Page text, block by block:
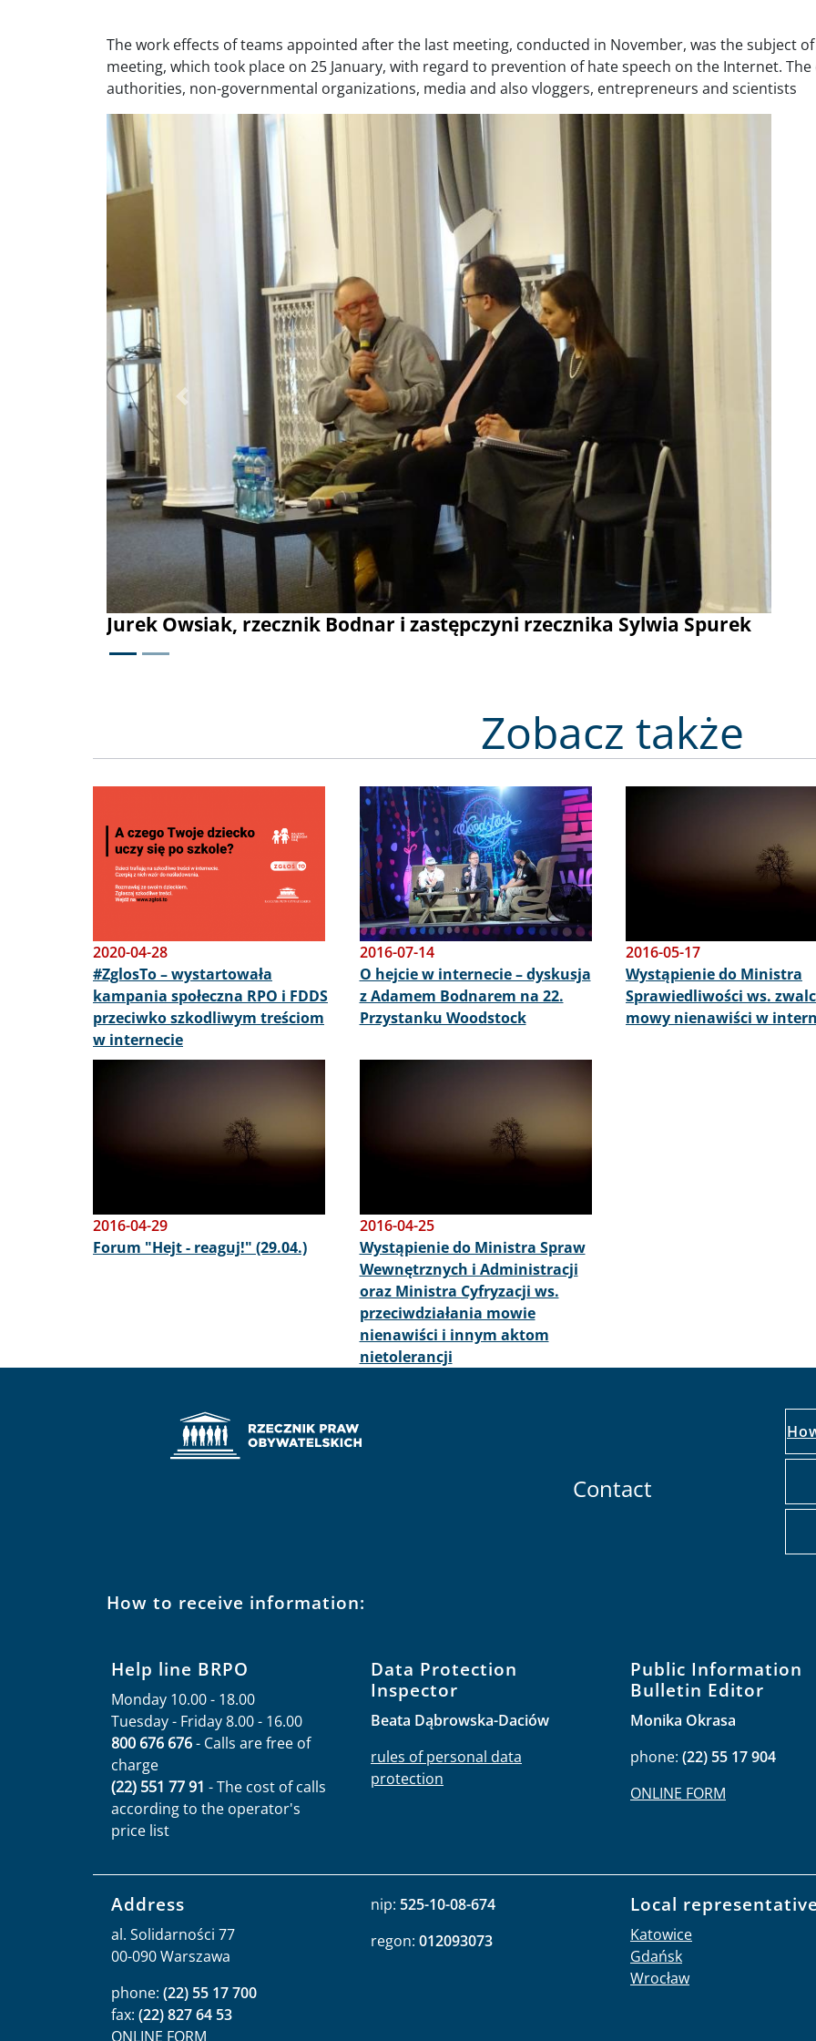
The work effects of teams appointed after the last meeting, conducted in November, was the subject
meeting, which took place on 25 January, with regard to prevention of hate speech on the Internet.
authorities, non-governmental organizations, media and also vloggers, entrepreneurs and scientists
Jurek Owsiak, rzecznik Bodnar i zastępczyni rzecznika Sylwia Spurek
Previous
Zobacz także
2020-04-28
#ZglosTo – wystartowała
kampania społeczna RPO i FDDS
przeciwko szkodliwym treściom
w internecie
Image
2016-07-14
O hejcie w internecie – dyskusja
z Adamem Bodnarem na 22.
Przystanku Woodstock
2016-05-17
Wystąpienie do Ministra
Sprawiedliwości ws.
mowy nienawiści w
2016-04-29
Forum "Hejt - reaguj!" (29.04.)
2016-04-25
Wystąpienie do Ministra Spraw
Wewnętrznych i Administracji
oraz Ministra Cyfryzacji ws.
przeciwdziałania mowie
nienawiści i innym aktom
nietolerancji
Contact
How to receive information:
Help line BRPO
Monday 10.00 - 18.00
Tuesday - Friday 8.00 - 16.00
800 676 676- Calls are free of
charge
(22) 551 77 91 - The cost of calls
according to the operator's
price list
Data Protection
Inspector
Beata Dąbrowska-Daciów
rules of personal data
protection
Public Information
Bulletin Editor
Monika Okrasa
phone: (22) 55 17 904
ONLINE FORM
Address
al. Solidarności 77
00-090 Warszawa
phone: (22) 55 17 700
fax: (22) 827 64 53
ONLINE FORM
nip: 525-10-08-674
regon: 012093073
Local representative
Katowice
Gdańsk
Wrocław